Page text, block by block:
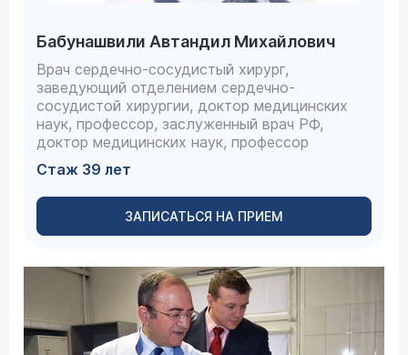
Бабунашвили Автандил Михайлович
Врач сердечно-сосудистый хирург,
заведующий отделением сердечно-
сосудистой хирургии, доктор медицинских
наук, профессор, заслуженный врач РФ,
доктор медицинских наук, профессор
Стаж 39 лет
ЗАПИСАТЬСЯ НА ПРИЕМ